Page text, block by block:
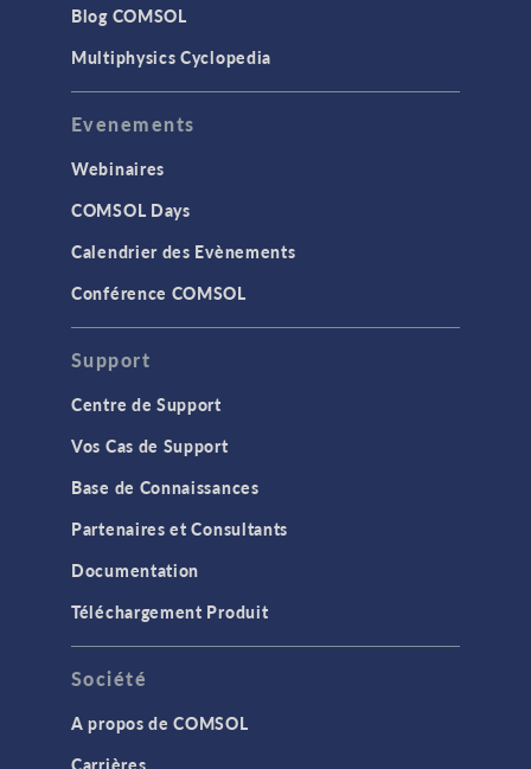
Blog COMSOL
Multiphysics Cyclopedia
Evenements
Webinaires
COMSOL Days
Calendrier des Evènements
Conférence COMSOL
Support
Centre de Support
Vos Cas de Support
Base de Connaissances
Partenaires et Consultants
Documentation
Téléchargement Produit
Société
A propos de COMSOL